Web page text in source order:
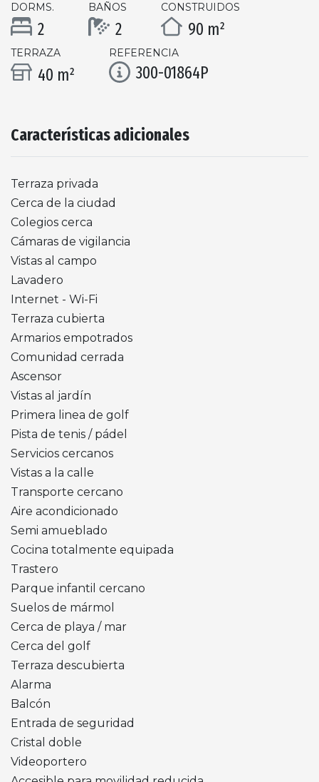
DORMS.
2
BAÑOS
2
CONSTRUIDOS
90 m²
TERRAZA
40 m²
REFERENCIA
300-01864P
Características adicionales
Terraza privada
Cerca de la ciudad
Colegios cerca
Cámaras de vigilancia
Vistas al campo
Lavadero
Internet - Wi-Fi
Terraza cubierta
Armarios empotrados
Comunidad cerrada
Ascensor
Vistas al jardín
Primera linea de golf
Pista de tenis / pádel
Servicios cercanos
Vistas a la calle
Transporte cercano
Aire acondicionado
Semi amueblado
Cocina totalmente equipada
Trastero
Parque infantil cercano
Suelos de mármol
Cerca de playa / mar
Cerca del golf
Terraza descubierta
Alarma
Balcón
Entrada de seguridad
Cristal doble
Videoportero